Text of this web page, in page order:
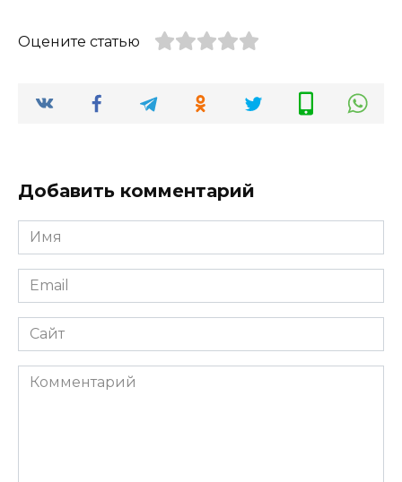
Оцените статью
Добавить комментарий
Имя
Email
Сайт
Комментарий